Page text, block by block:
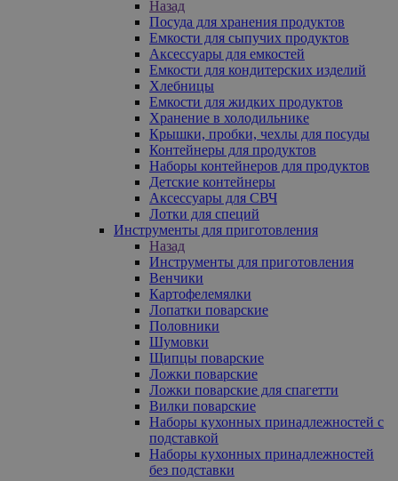
Назад
Посуда для хранения продуктов
Емкости для сыпучих продуктов
Аксессуары для емкостей
Емкости для кондитерских изделий
Хлебницы
Емкости для жидких продуктов
Хранение в холодильнике
Крышки, пробки, чехлы для посуды
Контейнеры для продуктов
Наборы контейнеров для продуктов
Детские контейнеры
Аксессуары для СВЧ
Лотки для специй
Инструменты для приготовления
Назад
Инструменты для приготовления
Венчики
Картофелемялки
Лопатки поварские
Половники
Шумовки
Щипцы поварские
Ложки поварские
Ложки поварские для спагетти
Вилки поварские
Наборы кухонных принадлежностей с
подставкой
Наборы кухонных принадлежностей
без подставки